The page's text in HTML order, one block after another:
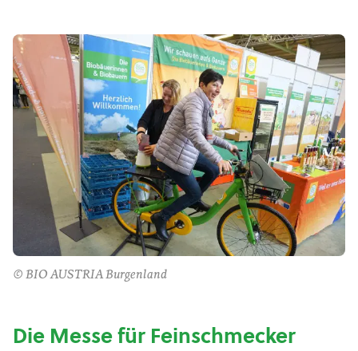
© BIO AUSTRIA Burgenland
Die Messe für Feinschmecker